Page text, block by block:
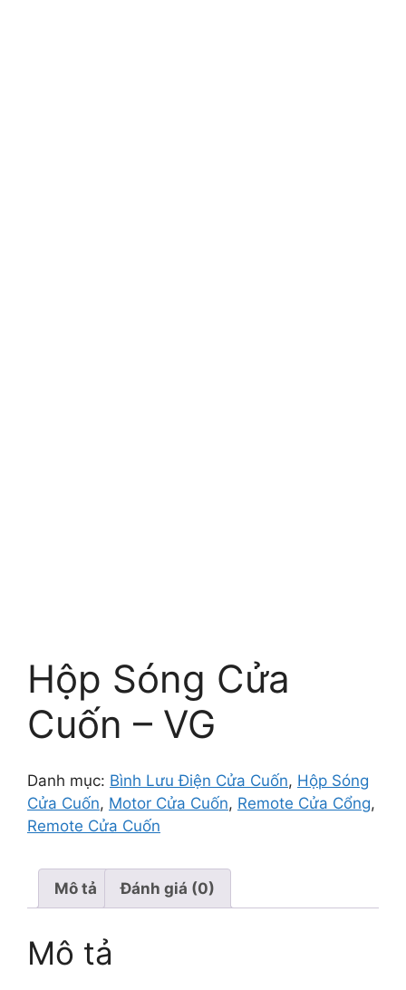
Hộp Sóng Cửa
Cuốn – VG
Danh mục: Bình Lưu Điện Cửa Cuốn, Hộp Sóng
Cửa Cuốn, Motor Cửa Cuốn, Remote Cửa Cổng,
Remote Cửa Cuốn
Mô tả Đánh giá (0)
Mô tả